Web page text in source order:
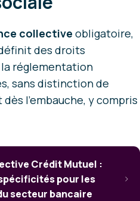
collective obligatoire,
des droits
réglementation
sans distinction de
l’embauche, y compris
Crédit Mutuel :
pour les
secteur bancaire